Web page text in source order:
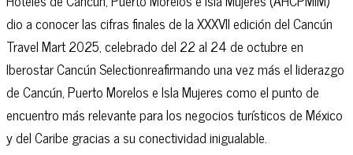
dio a conocer las cifras finales de la XXXVII edición del Cancún
Travel Mart 2025, celebrado del 22 al 24 de octubre en
Iberostar Cancún Selectionreafirmando una vez más el liderazgo
de Cancún, Puerto Morelos e Isla Mujeres como el punto de
encuentro más relevante para los negocios turísticos de México
y del Caribe gracias a su conectividad inigualable.